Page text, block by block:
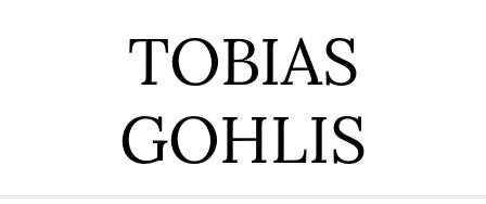
TOBIAS
GOHLIS